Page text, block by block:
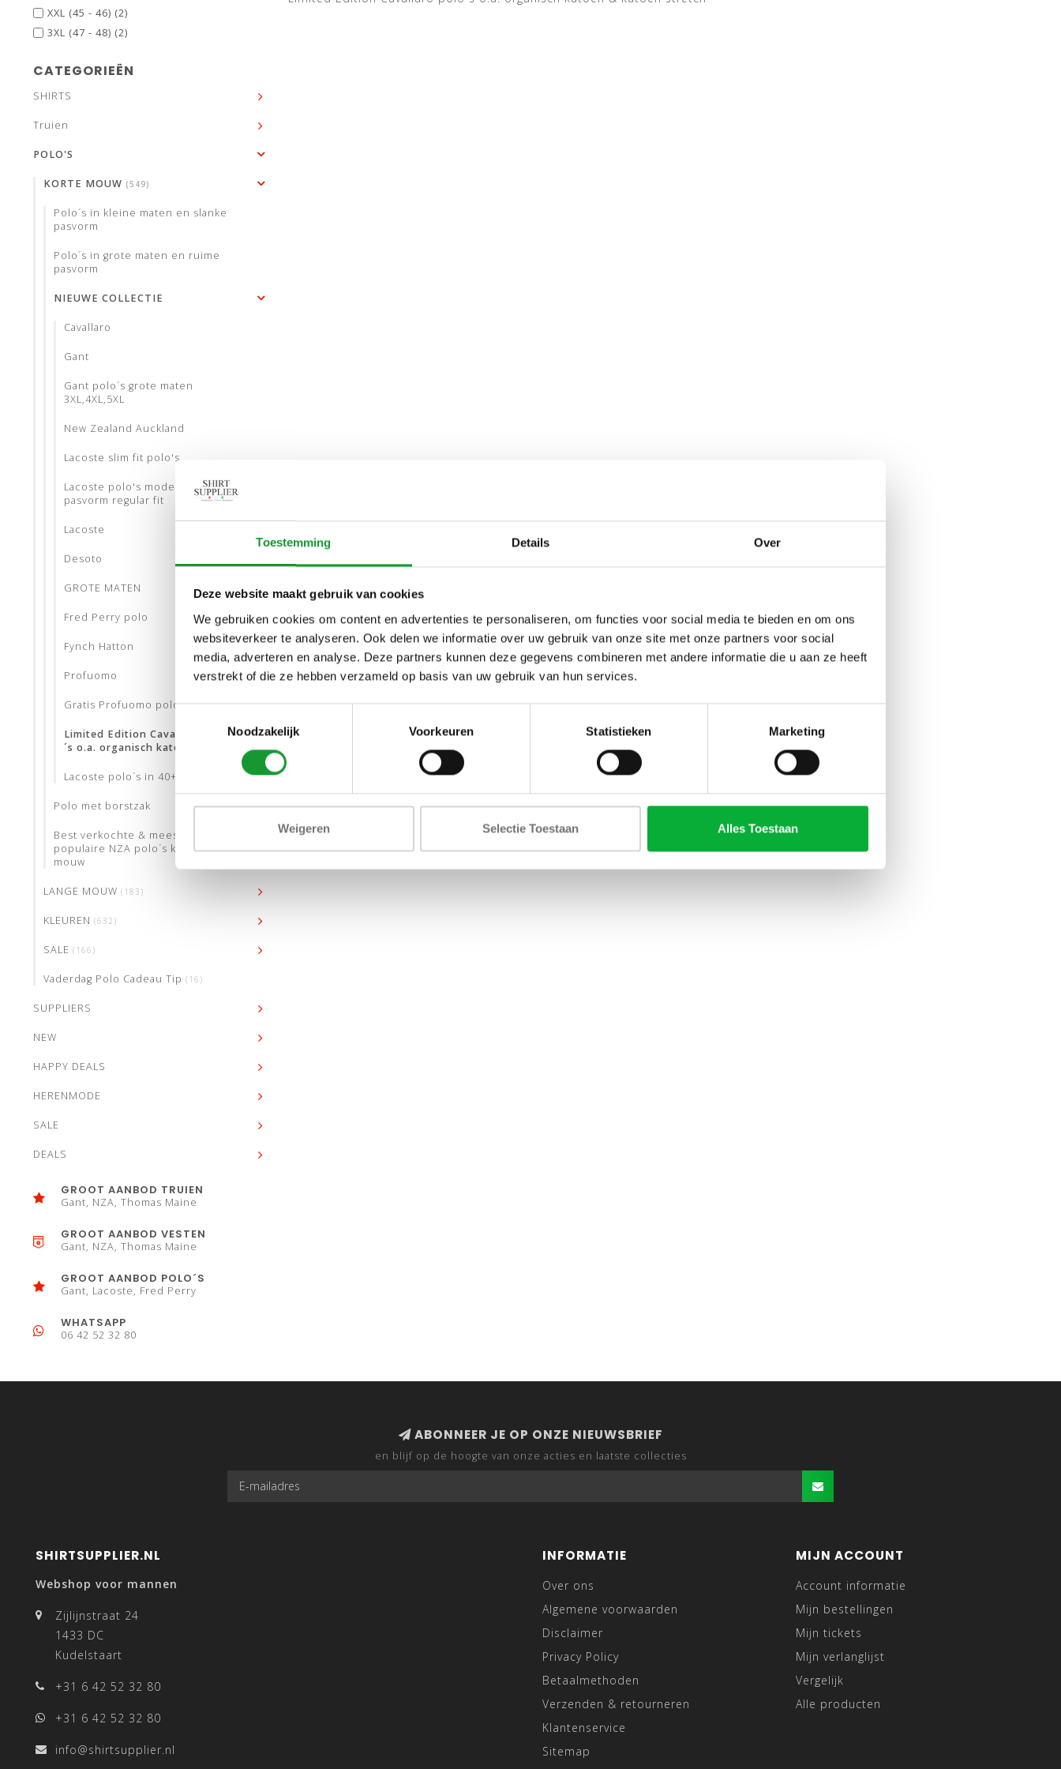
Toestemming Details Over
Deze website maakt gebruik van cookies
We gebruiken cookies om content en advertenties te personaliseren, om functies voor social media te bieden en om ons
websiteverkeer te analyseren. Ook delen we informatie over uw gebruik van onze site met onze partners voor social
media, adverteren en analyse. Deze partners kunnen deze gegevens combineren met andere informatie die u aan ze heeft
verstrekt of die ze hebben verzameld op basis van uw gebruik van hun services.
Toestemmingsselectie
Noodzakelijk
Voorkeuren Statistieken Marketing
Weigeren Selectie Toestaan Alles Toestaan
XXL (45 - 46) (2)
3XL (47 - 48) (2)
CATEGORIEËN
SHIRTS
Truien
POLO'S
KORTE MOUW (549)
Polo´s in kleine maten en slanke
pasvorm
Polo´s in grote maten en ruime
pasvorm
NIEUWE COLLECTIE
Cavallaro
Gant
Gant polo´s grote maten
3XL,4XL,5XL
New Zealand Auckland
Lacoste slim fit polo's
Lacoste polo's model Paris
pasvorm regular fit
Lacoste
Desoto
GROTE MATEN
Fred Perry polo
Fynch Hatton
Profuomo
Gratis Profuomo polo
Limited Edition Cavallaro polo
´s o.a. organisch katoen
Lacoste polo´s in 40+ kleuren
Polo met borstzak
Best verkochte & meest
populaire NZA polo´s korte
mouw
LANGE MOUW (183)
KLEUREN (632)
SALE (166)
Vaderdag Polo Cadeau Tip (16)
SUPPLIERS
NEW
HAPPY DEALS
HERENMODE
SALE
DEALS
GROOT AANBOD TRUIEN
Gant, NZA, Thomas Maine
GROOT AANBOD VESTEN
Gant, NZA, Thomas Maine
GROOT AANBOD POLO´S
Gant, Lacoste, Fred Perry
WHATSAPP
06 42 52 32 80
ABONNEER JE OP ONZE NIEUWSBRIEF
en blijf op de hoogte van onze acties en laatste collecties
SHIRTSUPPLIER.NL
Webshop voor mannen
Zijlijnstraat 24
1433 DC
Kudelstaart
+31 6 42 52 32 80
+31 6 42 52 32 80
info@shirtsupplier.nl
INFORMATIE
Over ons
Algemene voorwaarden
Disclaimer
Privacy Policy
Betaalmethoden
Verzenden & retourneren
Klantenservice
Sitemap
MIJN ACCOUNT
Account informatie
Mijn bestellingen
Mijn tickets
Mijn verlanglijst
Vergelijk
Alle producten